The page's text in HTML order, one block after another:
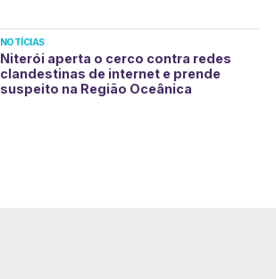
NOTÍCIAS
Niterói aperta o cerco contra redes
clandestinas de internet e prende
suspeito na Região Oceânica